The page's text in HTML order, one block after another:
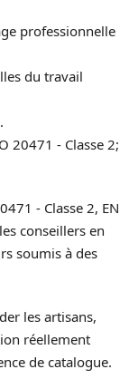
professionnelle
du travail
20471 - Classe 2;
- Classe 2, EN
conseillers en
soumis à des
les artisans,
réellement
de catalogue.